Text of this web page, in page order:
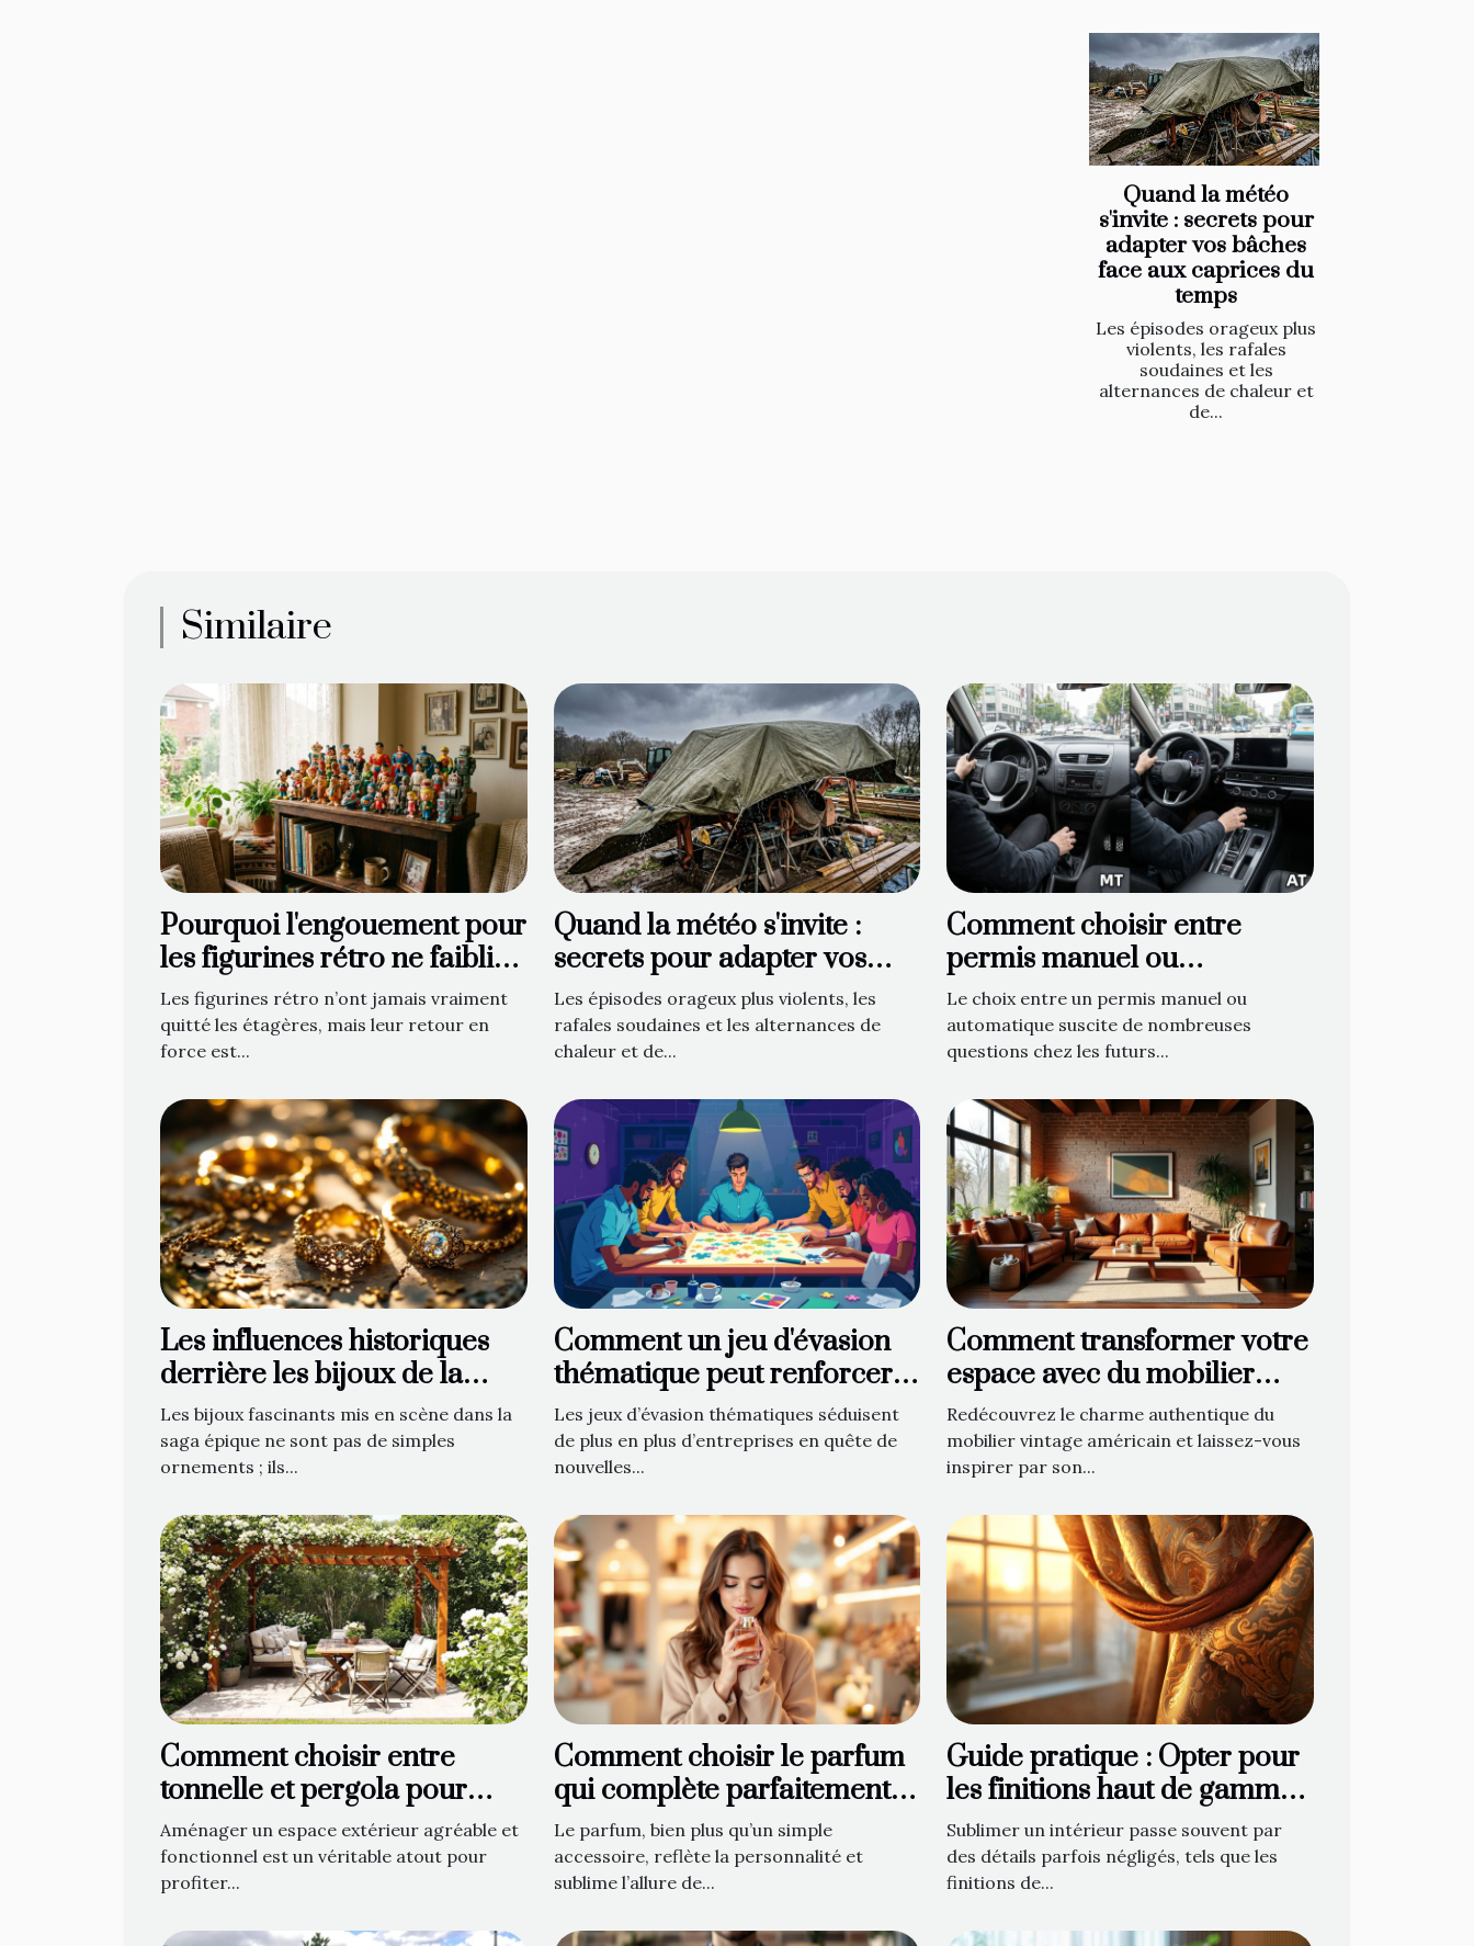
Quand la météo
s'invite : secrets pour
adapter vos bâches
face aux caprices du
temps
Les épisodes orageux plus
violents, les rafales
soudaines et les
alternances de chaleur et
de...
Similaire
Pourquoi l'engouement pour
les figurines rétro ne faiblit
jamais
Les figurines rétro n’ont jamais vraiment
quitté les étagères, mais leur retour en
force est...
Quand la météo s'invite :
secrets pour adapter vos
bâches face aux caprices du
temps
Les épisodes orageux plus violents, les
rafales soudaines et les alternances de
chaleur et de...
Comment choisir entre
permis manuel ou
automatique ?
Le choix entre un permis manuel ou
automatique suscite de nombreuses
questions chez les futurs...
Les influences historiques
derrière les bijoux de la
saga épique
Les bijoux fascinants mis en scène dans la
saga épique ne sont pas de simples
ornements ; ils...
Comment un jeu d'évasion
thématique peut renforcer
l'esprit d'équipe ?
Les jeux d’évasion thématiques séduisent
de plus en plus d’entreprises en quête de
nouvelles...
Comment transformer votre
espace avec du mobilier
vintage américain ?
Redécouvrez le charme authentique du
mobilier vintage américain et laissez-vous
inspirer par son...
Comment choisir entre
tonnelle et pergola pour
optimiser votre espace
extérieur ?
Aménager un espace extérieur agréable et
fonctionnel est un véritable atout pour
profiter...
Comment choisir le parfum
qui complète parfaitement
votre style ?
Le parfum, bien plus qu’un simple
accessoire, reflète la personnalité et
sublime l’allure de...
Guide pratique : Opter pour
les finitions haut de gamme
en décoration de fenêtre
Sublimer un intérieur passe souvent par
des détails parfois négligés, tels que les
finitions de...